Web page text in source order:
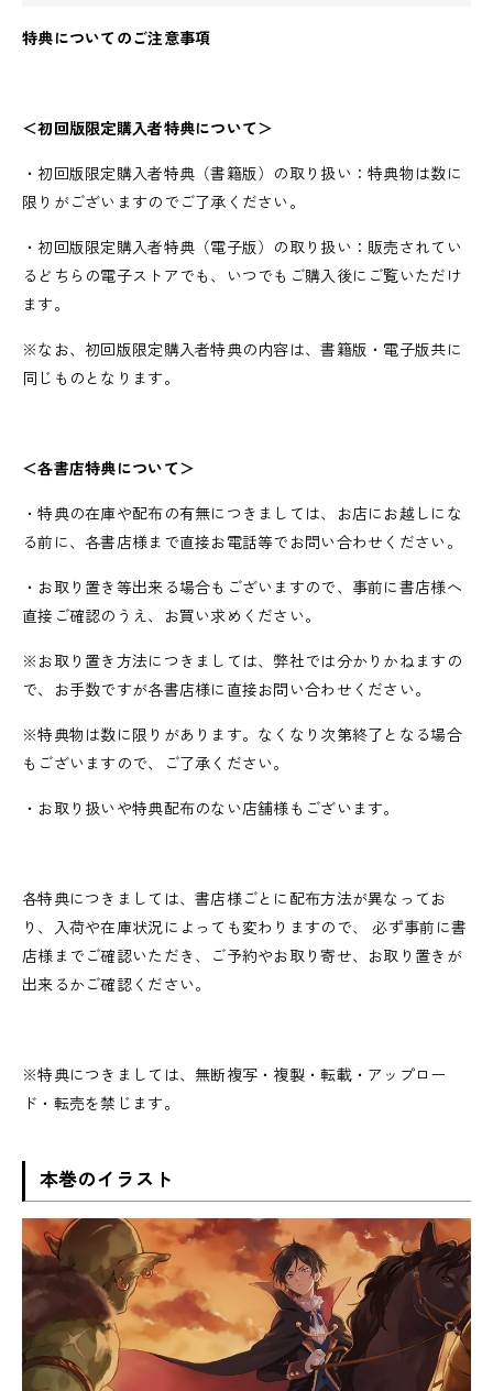
特典についてのご注意事項
＜初回版限定購入者特典について＞
・初回版限定購入者特典（書籍版）の取り扱い：特典物は数に
限りがございますのでご了承ください。
・初回版限定購入者特典（電子版）の取り扱い：販売されてい
るどちらの電子ストアでも、いつでもご購入後にご覧いただけ
ます。
※なお、初回版限定購入者特典の内容は、書籍版・電子版共に
同じものとなります。
＜各書店特典について＞
・特典の在庫や配布の有無につきましては、お店にお越しにな
る前に、各書店様まで直接お電話等でお問い合わせください。
・お取り置き等出来る場合もございますので、事前に書店様へ
直接ご確認のうえ、お買い求めください。
※お取り置き方法につきましては、弊社では分かりかねますの
で、お手数ですが各書店様に直接お問い合わせください。
※特典物は数に限りがあります。なくなり次第終了となる場合
もございますので、ご了承ください。
・お取り扱いや特典配布のない店舗様もございます。
各特典につきましては、書店様ごとに配布方法が異なってお
り、入荷や在庫状況によっても変わりますので、 必ず事前に書
店様までご確認いただき、ご予約やお取り寄せ、お取り置きが
出来るかご確認ください。
※特典につきましては、無断複写・複製・転載・アップロー
ド・転売を禁じます。
本巻のイラスト